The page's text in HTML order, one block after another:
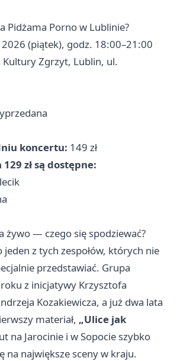
Pidżama Porno w Lublinie?
(piątek), godz. 18:00–21:00
Kultury Zgrzyt, Lublin, ul.
koncertu: 149 zł
zł są dostępne:
żywo — czego się spodziewać?
z tych zespołów, których nie
przedstawiać. Grupa
z inicjatywy Krzysztofa
Kozakiewicza, a już dwa lata
materiał, „Ulice jak
na Jarocinie i w Sopocie szybko
na największe sceny w kraju.